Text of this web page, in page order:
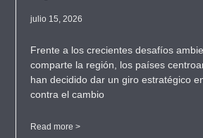
julio 15, 2026
Frente a los crecientes desafíos
comparte la región, los países
han decidido dar un giro estratégico
contra el cambio
Read more >